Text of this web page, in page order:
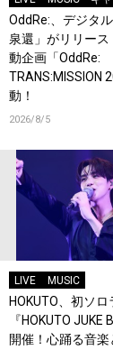
OddRe:、デジタ
泉還」がリリー
動企画「OddRe:
TRANS:MISSION
動！
2026/8/5
LIVE MUSIC
HOKUTO、初ソ
『HOKUTO JUKE
開催！心踊る音